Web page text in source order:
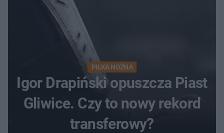
PIŁKA NOŻNA
Igor Drapiński opuszcza Piast
Gliwice. Czy to nowy rekord
transferowy?